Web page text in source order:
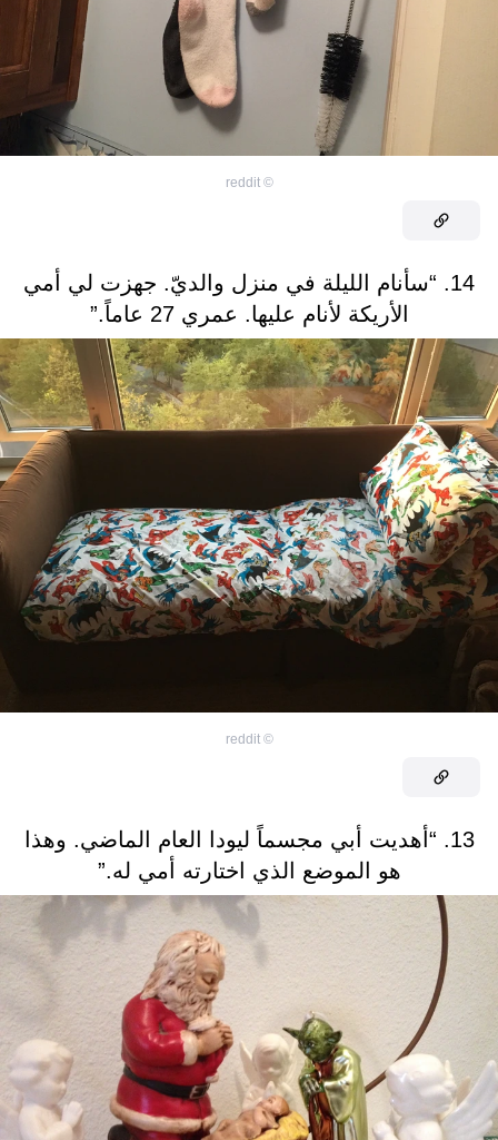
©
reddit
14. “سأنام الليلة في منزل والديّ. جهزت لي أمي
الأريكة لأنام عليها. عمري 27 عاماً.”
©
reddit
13. “أهديت أبي مجسماً ليودا العام الماضي. وهذا
هو الموضع الذي اختارته أمي له.”